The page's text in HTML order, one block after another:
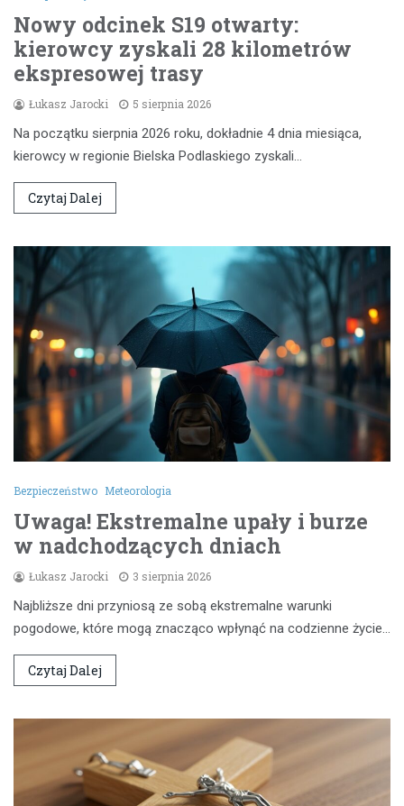
Nowy odcinek S19 otwarty:
kierowcy zyskali 28 kilometrów
ekspresowej trasy
Łukasz Jarocki 5 sierpnia 2026
Na początku sierpnia 2026 roku, dokładnie 4 dnia miesiąca,
kierowcy w regionie Bielska Podlaskiego zyskali…
Czytaj Dalej
Bezpieczeństwo Meteorologia
Uwaga! Ekstremalne upały i burze
w nadchodzących dniach
Łukasz Jarocki 3 sierpnia 2026
Najbliższe dni przyniosą ze sobą ekstremalne warunki
pogodowe, które mogą znacząco wpłynąć na codzienne życie…
Czytaj Dalej